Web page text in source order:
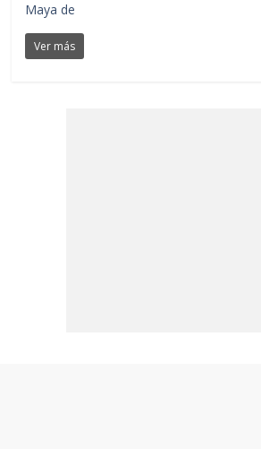
Maya de
Ver más